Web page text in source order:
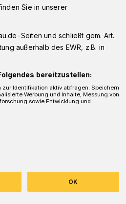
Sie in unserer
Seiten und schließt gem. Art.
außerhalb des EWR, z.B. in
bereitzustellen:
Identifikation aktiv abfragen. Speichern
Werbung und Inhalte, Messung von
sowie Entwicklung und
OK